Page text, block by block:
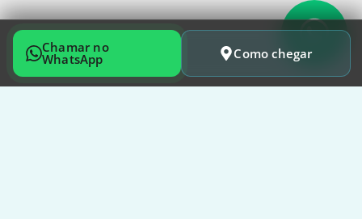
Chamar no
WhatsApp Como chegar